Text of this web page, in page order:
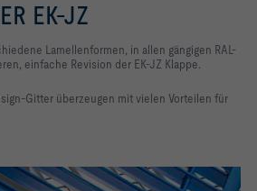
EK-JZ
Lamellenformen, in allen gängigen RAL-
einfache Revision der EK-JZ Klappe.
Gitter überzeugen mit vielen Vorteilen für